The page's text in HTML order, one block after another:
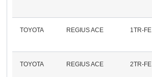
TOYOTA REGIUS ACE 1TR-FE
TOYOTA REGIUS ACE 2TR-FE